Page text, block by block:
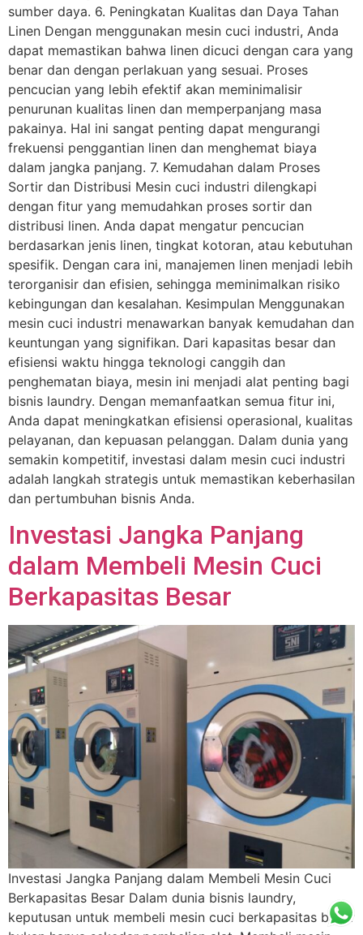
sumber daya. 6. Peningkatan Kualitas dan Daya Tahan
Linen Dengan menggunakan mesin cuci industri, Anda
dapat memastikan bahwa linen dicuci dengan cara yang
benar dan dengan perlakuan yang sesuai. Proses
pencucian yang lebih efektif akan meminimalisir
penurunan kualitas linen dan memperpanjang masa
pakainya. Hal ini sangat penting dapat mengurangi
frekuensi penggantian linen dan menghemat biaya
dalam jangka panjang. 7. Kemudahan dalam Proses
Sortir dan Distribusi Mesin cuci industri dilengkapi
dengan fitur yang memudahkan proses sortir dan
distribusi linen. Anda dapat mengatur pencucian
berdasarkan jenis linen, tingkat kotoran, atau kebutuhan
spesifik. Dengan cara ini, manajemen linen menjadi lebih
terorganisir dan efisien, sehingga meminimalkan risiko
kebingungan dan kesalahan. Kesimpulan Menggunakan
mesin cuci industri menawarkan banyak kemudahan dan
keuntungan yang signifikan. Dari kapasitas besar dan
efisiensi waktu hingga teknologi canggih dan
penghematan biaya, mesin ini menjadi alat penting bagi
bisnis laundry. Dengan memanfaatkan semua fitur ini,
Anda dapat meningkatkan efisiensi operasional, kualitas
pelayanan, dan kepuasan pelanggan. Dalam dunia yang
semakin kompetitif, investasi dalam mesin cuci industri
adalah langkah strategis untuk memastikan keberhasilan
dan pertumbuhan bisnis Anda.
Investasi Jangka Panjang
dalam Membeli Mesin Cuci
Berkapasitas Besar
Investasi Jangka Panjang dalam Membeli Mesin Cuci
Berkapasitas Besar Dalam dunia bisnis laundry,
keputusan untuk membeli mesin cuci berkapasitas besar